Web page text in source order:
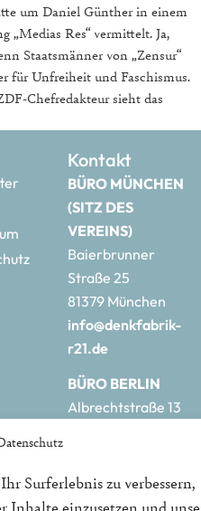
Surferlebnis zu verbessern,
um Daniel Günther in einem
„Medias Res“ vermittelt. Ja,
Staatsmänner von „Zensur“
für Unfreiheit und Faschismus.
Chefredakteur sieht das
Kontakt
BÜRO MÜNCHEN
(SITZ DES
VEREINS)
Baierbrunner
Straße 25
81379 München
info@denkfabrik-
r21.de
BÜRO BERLIN
Albrechtstraße 13
r21.de